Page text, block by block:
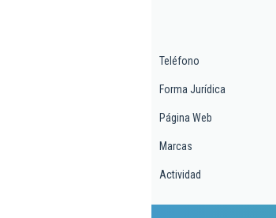
Teléfono
Forma Jurídica
Página Web
Marcas
Actividad